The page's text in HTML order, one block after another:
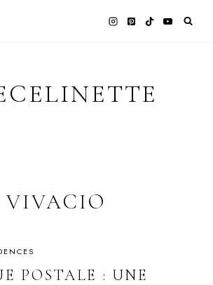
VIVACIO
POSTALE : UNE